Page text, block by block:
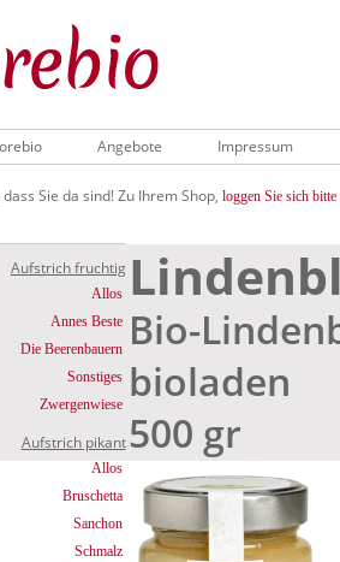
Angebote Impressum
dass Sie da sind! Zu Ihrem Shop, loggen Sie sich bitte
Aufstrich fruchtig
Allos
Annes Beste
Die Beerenbauern
Sonstiges
Zwergenwiese
Aufstrich pikant
Allos
Bruschetta
Sanchon
Schmalz
Bio-
bioladen
500 gr